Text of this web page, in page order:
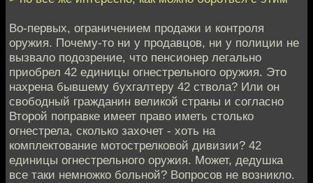
Во-первых, ограничением продажи и контроля
оружия. Почему-то ни у продавцов, ни у полиции не
вызвало подозрение, что пенсионер легально
приобрел 42 единицы огнестрельного оружия. Это
нахрена бывшему бухгалтеру 42 ствола? Или он
свободный гражданин великой страны и согласно
Второй поправке имеет право иметь столько
огнестрела, сколько захочет - хоть на
комплектование мотострелковой дивизии? 42
единицы огнестрельного оружия. Может, дедушка
все таки немножко больной? Вопросов не возникло.